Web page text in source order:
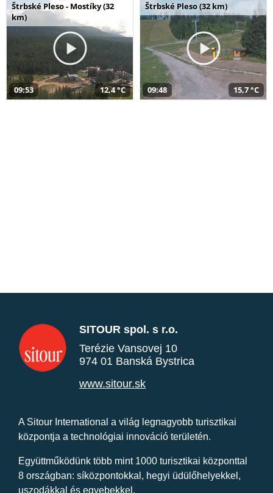
Štrbské Pleso - Mostíky (32
km)
09:53 12,4 °C
Štrbské Pleso (32 km)
09:48 15,7 °C
SITOUR spol. s r.o.
Terézie Vansovej 10
974 01 Banská Bystrica
www.sitour.sk
A Sitour International a világ legnagyobb turisztikai
központja a technológiai innováció területén.
Együttműködünk több mint 1000 turisztikai központtal
8 országban: síközpontokkal, hegyi üdülőhelyekkel,
uszodákkal és egyebekkel.